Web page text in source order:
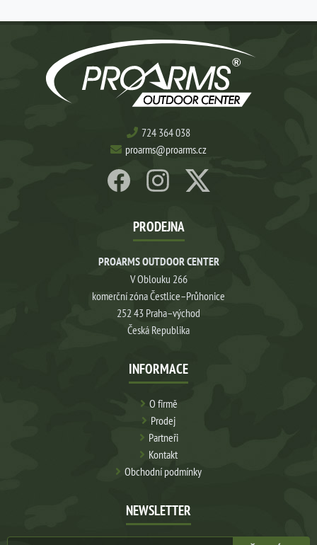
724 364 038
proarms@proarms.cz
PRODEJNA
PROARMS OUTDOOR CENTER
V Oblouku 266
komerční zóna Čestlice–Průhonice
252 43 Praha–východ
Česká Republika
INFORMACE
O firmě
Prodej
Partneři
Kontakt
Obchodní podmínky
NEWSLETTER